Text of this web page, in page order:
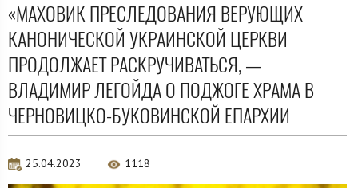
«МАХОВИК ПРЕСЛЕДОВАНИЯ ВЕРУЮЩИХ
КАНОНИЧЕСКОЙ УКРАИНСКОЙ ЦЕРКВИ
ПРОДОЛЖАЕТ РАСКРУЧИВАТЬСЯ, —
ВЛАДИМИР ЛЕГОЙДА О ПОДЖОГЕ ХРАМА В
ЧЕРНОВИЦКО-БУКОВИНСКОЙ ЕПАРХИИ
25.04.2023 1118